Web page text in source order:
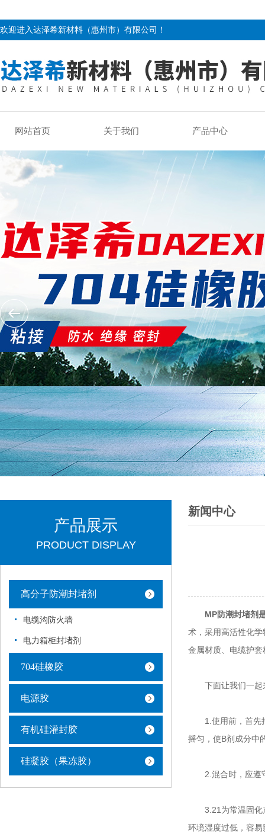
欢迎进入达泽希新材料（惠州市）有限公司！
网站首页 关于我们 产品中心
产品展示
PRODUCT DISPLAY
高分子防潮封堵剂
电缆沟防火墙
电力箱柜封堵剂
704硅橡胶
电源胶
有机硅灌封胶
硅凝胶（果冻胶）
新闻中心
MP防潮封堵剂
术，采用高活性化
金属材质、电缆护
下面让我们一起
1.使用前，首先把
摇匀，使B剂成分中
2.混合时，应遵守
3.21为常温固化产
环境湿度过低，容